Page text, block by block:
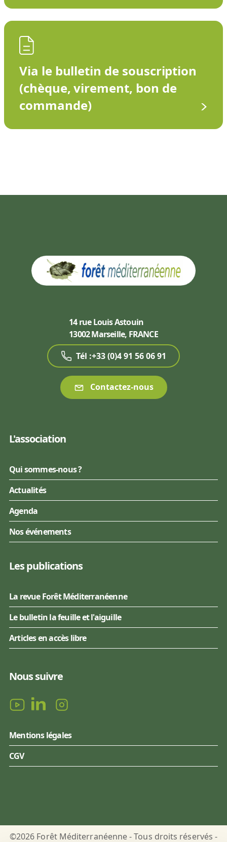
Via le bulletin de souscription
(chèque, virement, bon de
commande)
14 rue Louis Astouin
13002 Marseille, FRANCE
Tél :+33 (0)4 91 56 06 91
Contactez-nous
L'association
Qui sommes-nous ?
Actualités
Agenda
Nos événements
Les publications
La revue Forêt Méditerranéenne
Le bulletin la feuille et l'aiguille
Articles en accès libre
Nous suivre
Mentions légales
CGV
©2026 Forêt Méditerranéenne - Tous droits réservés -